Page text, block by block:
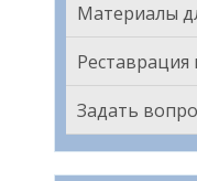
Материалы
Задать